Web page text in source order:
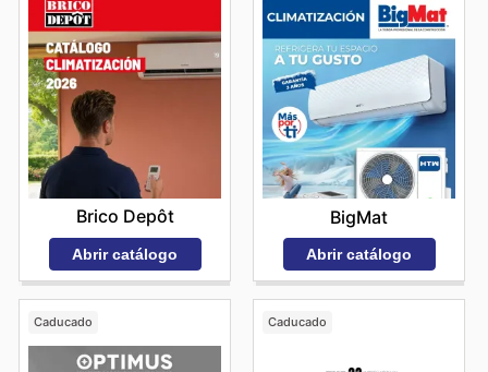
Brico Depôt
Abrir catálogo
BigMat
Abrir catálogo
Caducado Caducado